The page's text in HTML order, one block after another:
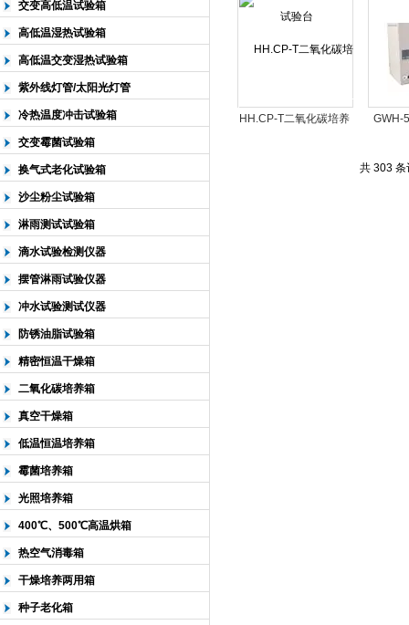
交变高低温试验箱
高低温湿热试验箱
高低温交变湿热试验箱
紫外线灯管/太阳光灯管
冷热温度冲击试验箱
交变霉菌试验箱
换气式老化试验箱
沙尘粉尘试验箱
淋雨测试试验箱
滴水试验检测仪器
摆管淋雨试验仪器
冲水试验测试仪器
防锈油脂试验箱
精密恒温干燥箱
二氧化碳培养箱
真空干燥箱
低温恒温培养箱
霉菌培养箱
光照培养箱
400℃、500℃高温烘箱
热空气消毒箱
干燥培养两用箱
种子老化箱
HH.CP-T二氧化碳培养
GWH-
共 303